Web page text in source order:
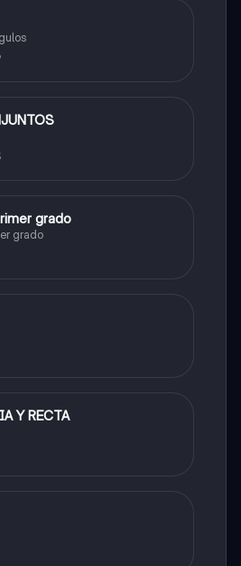
grado
grado
Y RECTA